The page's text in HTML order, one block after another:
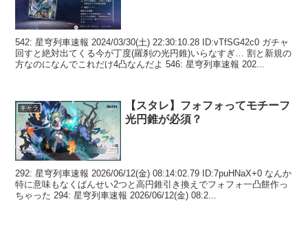
542: 星穹列車速報 2024/03/30(土) 22:30:10.28 ID:vTfSG42c0 ガチャ
回すと絶対出てくる今が丁度(羅刹の光円錐)いらなすぎ… 割と新規の
方なのになんでこれだけ4凸なんだよ 546: 星穹列車速報 202...
キャラ
【スタレ】フォフォってモチーフ
光円錐が必須？
292: 星穹列車速報 2026/06/12(金) 08:14:02.79 ID:7puHNaX+0 なんか
特に意味もなくばんせい2つと高円錐引き換えでフォフォ一凸餅作っ
ちゃった 294: 星穹列車速報 2026/06/12(金) 08:2...